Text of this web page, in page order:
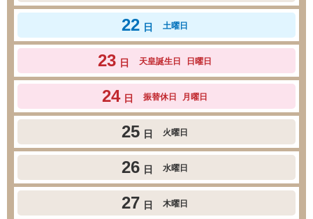
22 日 土曜日
23 日 天皇誕生日 日曜日
24 日 振替休日 月曜日
25 日 火曜日
26 日 水曜日
27 日 木曜日